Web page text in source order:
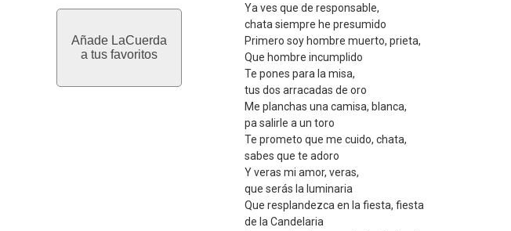
Añade LaCuerda
a tus favoritos
Ya ves que de responsable,
chata siempre he presumido
Primero soy hombre muerto, prieta,
Que hombre incumplido
Te pones para la misa,
tus dos arracadas de oro
Me planchas una camisa, blanca,
pa salirle a un toro
Te prometo que me cuido, chata,
sabes que te adoro
Y veras mi amor, veras,
que serás la luminaria
Que resplandezca en la fiesta, fiesta
de la Candelaria